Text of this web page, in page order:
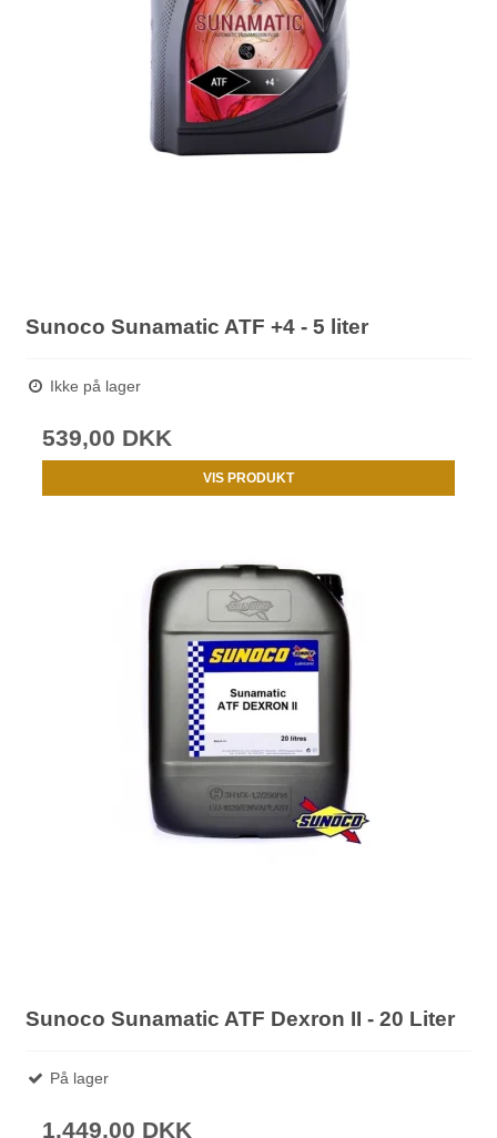
Sunoco Sunamatic ATF +4 - 5 liter
Ikke på lager
539,00 DKK
VIS PRODUKT
Sunoco Sunamatic ATF Dexron II - 20 Liter
På lager
1.449,00 DKK